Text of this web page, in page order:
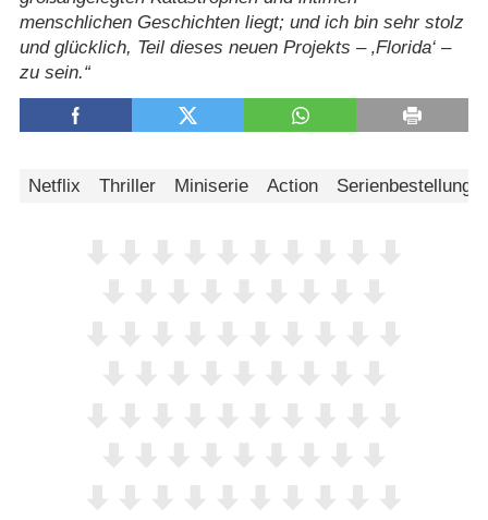
menschlichen Geschichten liegt; und ich bin sehr stolz
und glücklich, Teil dieses neuen Projekts – ‚Florida‘ –
zu sein.
Netflix Thriller Miniserie Action Serienbestellung